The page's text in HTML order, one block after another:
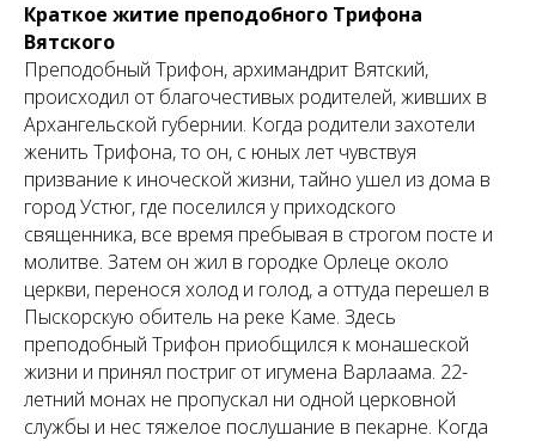
Краткое житие преподобного Трифона
Вятского
Преподобный Трифон, архимандрит Вятский,
происходил от благочестивых родителей, живших в
Архангельской губернии. Когда родители захотели
женить Трифона, то он, с юных лет чувствуя
призвание к иноческой жизни, тайно ушел из дома в
город Устюг, где поселился у приходского
священника, все время пребывая в строгом посте и
молитве. Затем он жил в городке Орлеце около
церкви, перенося холод и голод, а оттуда перешел в
Пыскорскую обитель на реке Каме. Здесь
преподобный Трифон приобщился к монашеской
жизни и принял постриг от игумена Варлаама. 22-
летний монах не пропускал ни одной церковной
службы и нес тяжелое послушание в пекарне. Когда